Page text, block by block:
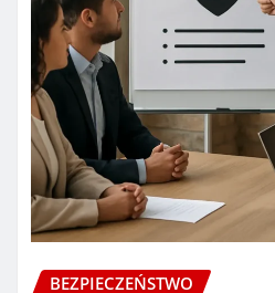
BEZPIECZEŃSTWO